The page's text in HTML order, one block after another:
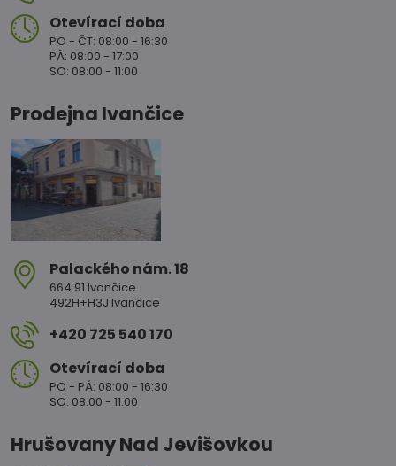
Otevírací doba
PO - ČT: 08:00 - 16:30
PÁ: 08:00 - 17:00
SO: 08:00 - 11:00
Prodejna Ivančice
Palackého nám​. 18
664 91 Ivančice
492H+H3J Ivančice
+420 725 540 170
Otevírací doba
PO - PÁ: 08:00 - 16:30
SO: 08:00 - 11:00
Hrušovany Nad Jevišovkou